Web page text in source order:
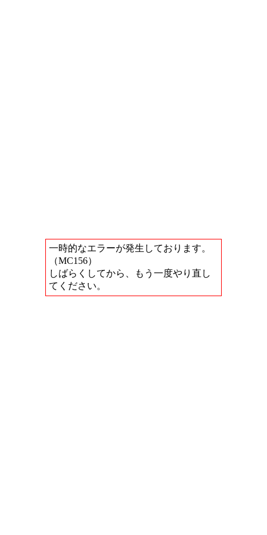
一時的なエラーが発生しております。
（MC156）
しばらくしてから、もう一度やり直し
てください。